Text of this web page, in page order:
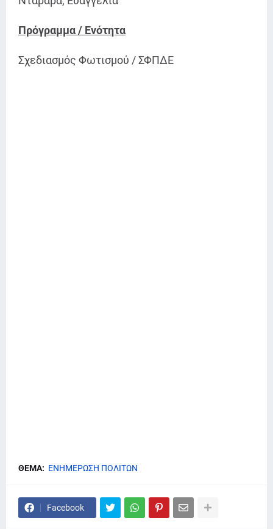
Πρόγραμμα / Ενότητα
Σχεδιασμός Φωτισμού / ΣΦΠΔΕ
ΘΕΜΑ: ΕΝΗΜΕΡΩΣΗ ΠΟΛΙΤΩΝ
Facebook